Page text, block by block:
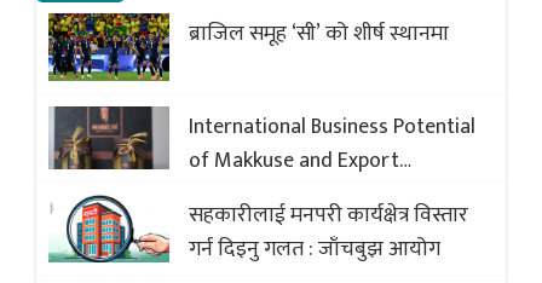
ब्राजिल समूह ‘सी’ को शीर्ष स्थानमा
International Business Potential
of Makkuse and Export
Opportunities of Nepali Sweets
with Global Comparison to
Baklava
सहकारीलाई मनपरी कार्यक्षेत्र विस्तार
गर्न दिइनु गलत : जाँचबुझ आयोग